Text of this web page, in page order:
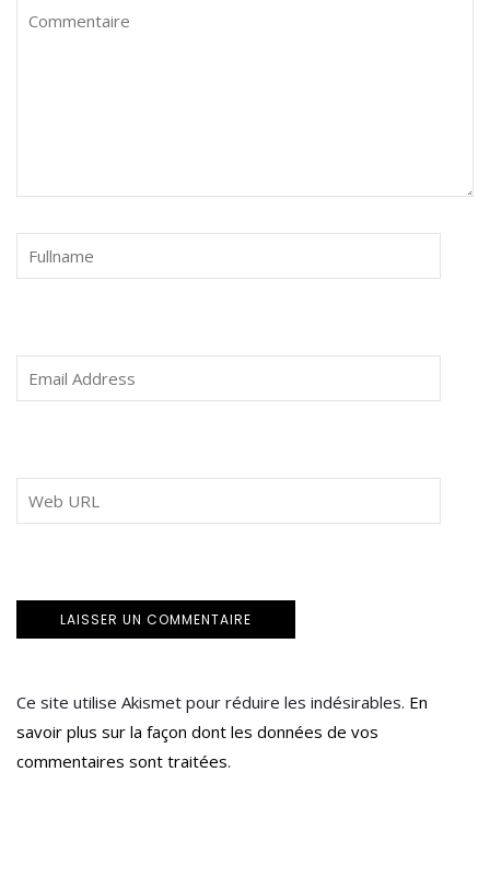
Ce site utilise Akismet pour réduire les indésirables. En
savoir plus sur la façon dont les données de vos
commentaires sont traitées.